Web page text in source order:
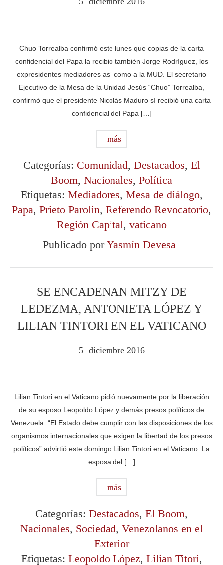
.
Chuo Torrealba confirmó este lunes que copias de la carta
confidencial del Papa la recibió también Jorge Rodríguez, los
expresidentes mediadores así como a la MUD. El secretario
Ejecutivo de la Mesa de la Unidad Jesús “Chuo” Torrealba,
confirmó que el presidente Nicolás Maduro sí recibió una carta
confidencial del Papa […]
más
Categorías: Comunidad, Destacados, El
Boom, Nacionales, Política
Etiquetas: Mediadores, Mesa de diálogo,
Papa, Prieto Parolin, Referendo Revocatorio,
Región Capital, vaticano
Publicado porYasmín Devesa
SE ENCADENAN MITZY DE
LEDEZMA, ANTONIETA LÓPEZ Y
LILIAN TINTORI EN EL VATICANO
5 . diciembre 2016
Lilian Tintori en el Vaticano pidió nuevamente por la liberación
de su esposo Leopoldo López y demás presos políticos de
Venezuela. “El Estado debe cumplir con las disposiciones de los
organismos internacionales que exigen la libertad de los presos
políticos” advirtió este domingo Lilian Tintori en el Vaticano. La
esposa del […]
más
Categorías: Destacados, El Boom,
Nacionales, Sociedad, Venezolanos en el
Exterior
Etiquetas: Leopoldo López, Lilian Titori,